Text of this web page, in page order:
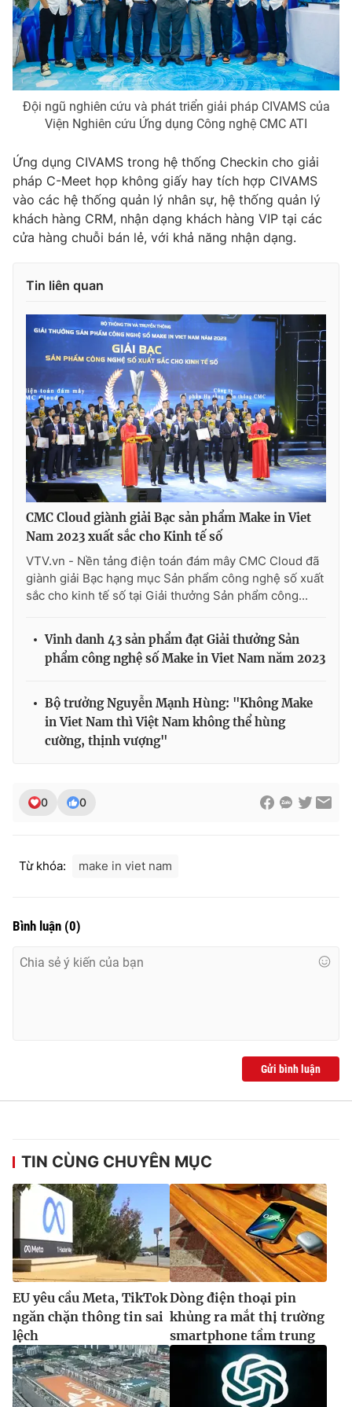
Đội ngũ nghiên cứu và phát triển giải pháp CIVAMS của
Viện Nghiên cứu Ứng dụng Công nghệ CMC ATI
Ứng dụng CIVAMS trong hệ thống Checkin cho giải
pháp C-Meet họp không giấy hay tích hợp CIVAMS
vào các hệ thống quản lý nhân sự, hệ thống quản lý
khách hàng CRM, nhận dạng khách hàng VIP tại các
cửa hàng chuỗi bán lẻ, với khả năng nhận dạng.
Tin liên quan
CMC Cloud giành giải Bạc sản phẩm Make in Viet
Nam 2023 xuất sắc cho Kinh tế số
VTV.vn - Nền tảng điện toán đám mây CMC Cloud đã
giành giải Bạc hạng mục Sản phẩm công nghệ số xuất
sắc cho kinh tế số tại Giải thưởng Sản phẩm công...
Vinh danh 43 sản phẩm đạt Giải thưởng Sản
phẩm công nghệ số Make in Viet Nam năm 2023
Bộ trưởng Nguyễn Mạnh Hùng: "Không Make
in Viet Nam thì Việt Nam không thể hùng
cường, thịnh vượng"
0 0
Từ khóa: make in viet nam
Bình luận (0)
Gửi bình luận
TIN CÙNG CHUYÊN MỤC
EU yêu cầu Meta, TikTok
ngăn chặn thông tin sai
lệch
Dòng điện thoại pin
khủng ra mắt thị trường
smartphone tầm trung